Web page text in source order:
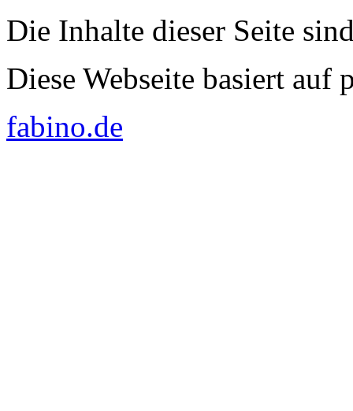
Die Inhalte dieser Seite
Diese Webseite basiert auf
fabino.de